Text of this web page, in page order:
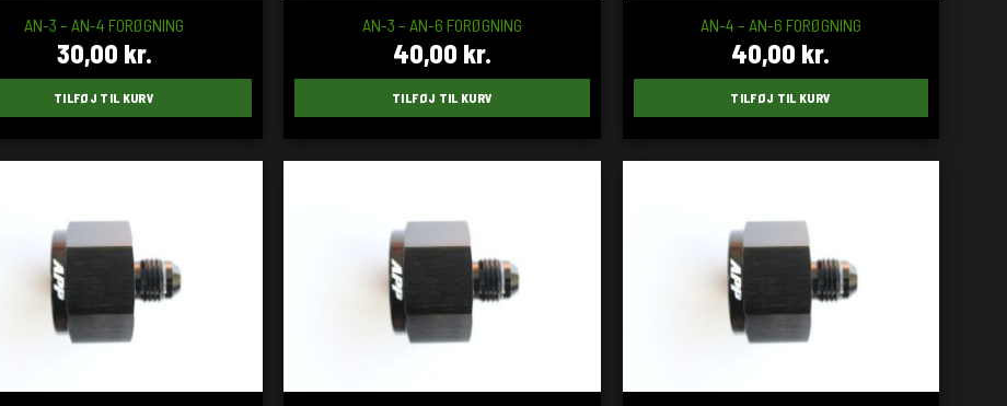
AN-3 – AN-4 FORØGNING
30,00 kr.
TILFØJ TIL KURV
AN-3 – AN-6 FORØGNING
40,00 kr.
TILFØJ TIL KURV
AN-4 – AN-6 FORØGNING
40,00 kr.
TILFØJ TIL KURV